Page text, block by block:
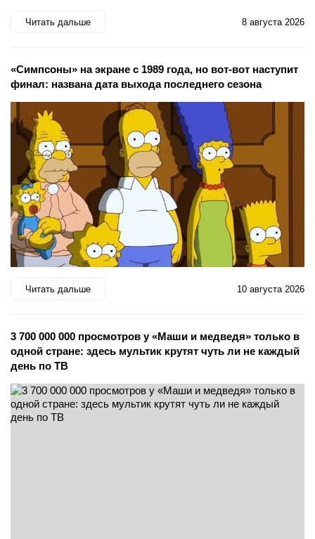
Читать дальше 8 августа 2026
«Симпсоны» на экране с 1989 года, но вот-вот наступит
финал: названа дата выхода последнего сезона
Читать дальше 10 августа 2026
3 700 000 000 просмотров у «Маши и медведя» только в
одной стране: здесь мультик крутят чуть ли не каждый
день по ТВ